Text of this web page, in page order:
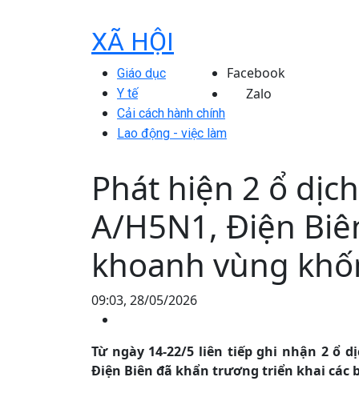
XÃ HỘI
Giáo dục
Y tế
Cải cách hành chính
Lao động - việc làm
Facebook
Zalo
Phát hiện 2 ổ
A/H5N1, Điện
khoanh vùng
09:03, 28/05/2026
Từ ngày 14-22/5 liên tiếp ghi nhận 2 ổ
Điện Biên đã khẩn trương triển khai các